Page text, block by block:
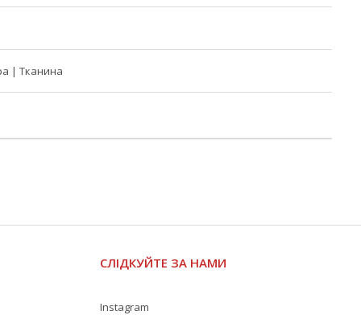
| Тканина
СЛІДКУЙТЕ ЗА НАМИ
Instagram